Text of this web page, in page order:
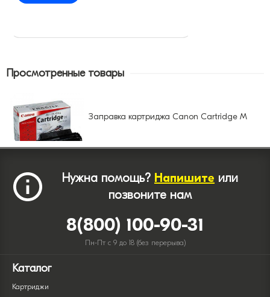
Просмотренные товары
Заправка картриджа Canon Cartridge M
Нужна помощь? Напишите или
позвоните нам
8(800) 100-90-31
Пн-Пт с 9 до 18 (без перерыва)
Каталог
Картриджи